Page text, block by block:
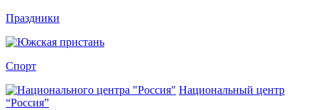
Праздники
Спорт
Национальный центр
“Россия”